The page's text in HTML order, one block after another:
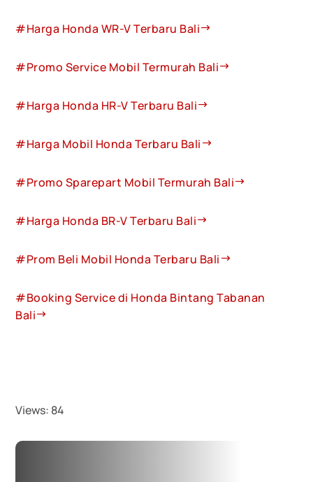
#Harga Honda WR-V Terbaru Bali
#Promo Service Mobil Termurah Bali
#Harga Honda HR-V Terbaru Bali
#Harga Mobil Honda Terbaru Bali
#Promo Sparepart Mobil Termurah Bali
#Harga Honda BR-V Terbaru Bali
#Prom Beli Mobil Honda Terbaru Bali
#Booking Service di Honda Bintang Tabanan
Bali
Views: 84